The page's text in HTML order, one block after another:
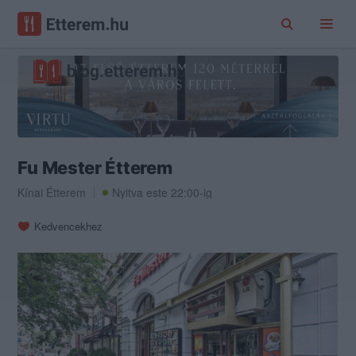
Fu Mester Étterem
Kínai Étterem Nyitva este 22:00-ig
Kedvencekhez